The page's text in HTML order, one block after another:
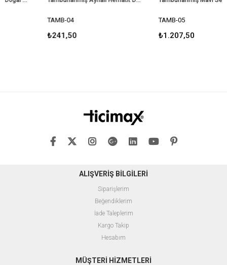
TAMB-04
₺241,50
TAMB-05
₺1.207,50
ALIŞVERİŞ BİLGİLERİ
Siparişlerim
Beğendiklerim
İade Taleplerim
Kargo Takip
Hesabım
MÜŞTERİ HİZMETLERİ